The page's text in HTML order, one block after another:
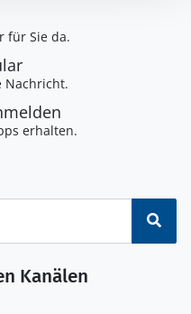
für Sie da.
Nachricht.
erhalten.
Kanälen